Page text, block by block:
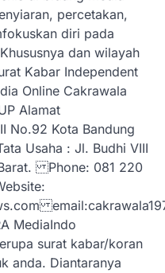
percetakan,
diri pada
dan wilayah
Kabar Independent
Online Cakrawala
Alamat
No.92 Kota Bandung
Usaha : Jl. Budhi VIII
Phone: 081 220
MediaIndo
surat kabar/koran
anda. Diantaranya